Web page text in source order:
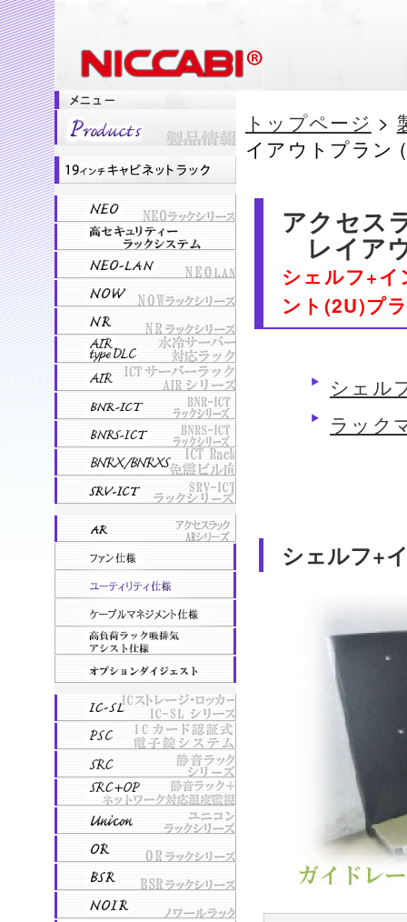
トップページ >
イアウトプラン
アクセス
レイア
シェルフ+
ント(2U)プ
シェル
ラック
シェルフ+